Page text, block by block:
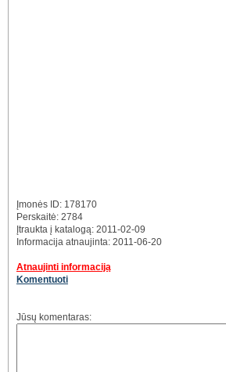
Įmonės ID: 178170
Perskaitė: 2784
Įtraukta į katalogą: 2011-02-09
Informacija atnaujinta: 2011-06-20
Atnaujinti informaciją
Komentuoti
Jūsų komentaras: